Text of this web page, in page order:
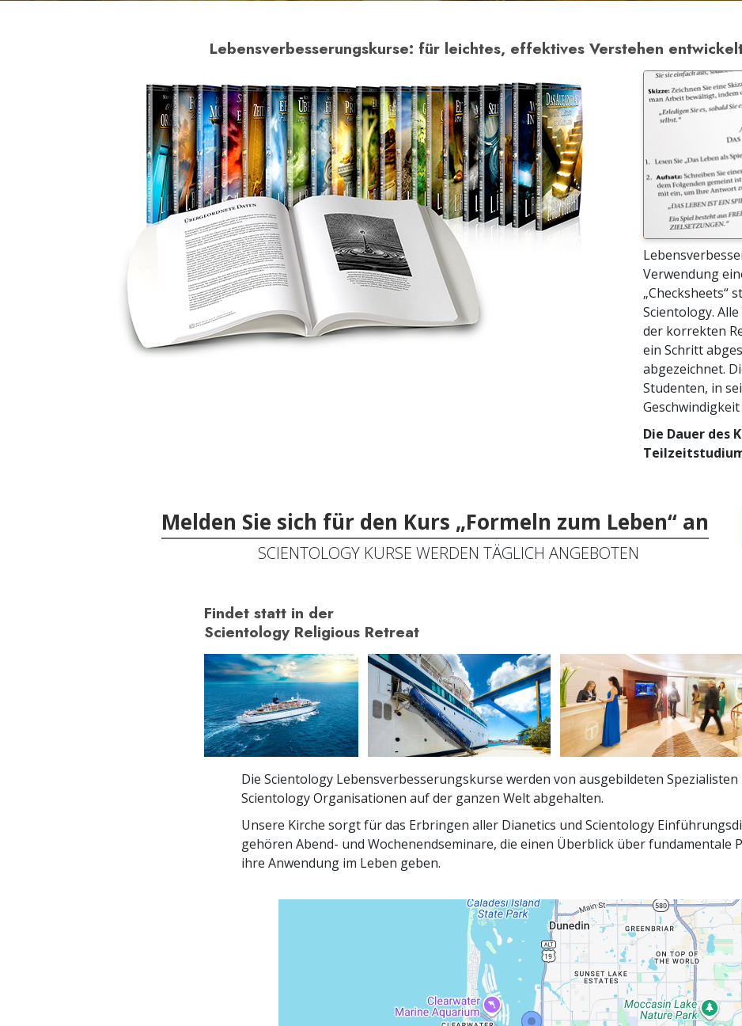
Lebensverbesserungskurse: für leichtes, effektives Verstehen
Verwendung
„Checksheets“
Scientology.
der korrekten
ein Schritt
abgezeichnet.
Studenten, in
Die Dauer des
Melden Sie sich für den Kurs „Formeln zum Leben“ an
SCIENTOLOGY KURSE WERDEN TÄGLICH ANGEBOTEN
Findet statt in der
Scientology Religious Retreat
Die Scientology Lebensverbesserungskurse werden von ausgebildeten Spezialisten
Scientology Organisationen auf der ganzen Welt abgehalten.
Unsere Kirche sorgt für das Erbringen aller Dianetics und Scientology
gehören Abend- und Wochenendseminare, die einen Überblick über fundamentale
ihre Anwendung im Leben geben.